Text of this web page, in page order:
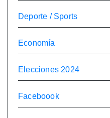
Deporte / Sports
Economía
Elecciones 2024
Faceboook